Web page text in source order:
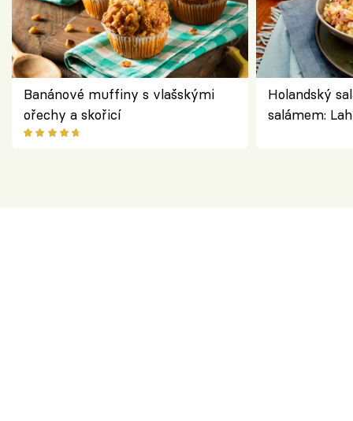
Banánové muffiny s vlašskými
ořechy a skořicí
Holandský
salámem: